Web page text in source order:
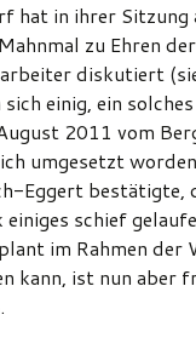
hat in ihrer
zu Ehren
diskutiert
sich einig, ein
2011 vom
umgesetzt
Eggert bestätigte,
schief
im Rahmen der
kann, ist nun aber